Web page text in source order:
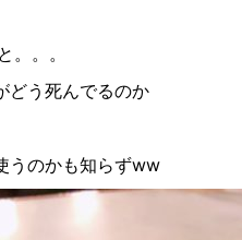
。。。
どう死んでるのか
うのかも知らずww